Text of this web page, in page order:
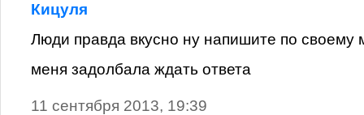
Кицуля
Люди правда вкусно ну напишите по
меня задолбала ждать ответа
11 сентября 2013, 19:39